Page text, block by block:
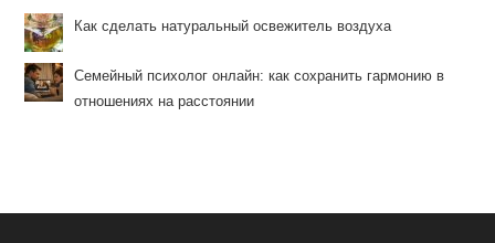
Как сделать натуральный освежитель воздуха
Семейный психолог онлайн: как сохранить гармонию в
отношениях на расстоянии